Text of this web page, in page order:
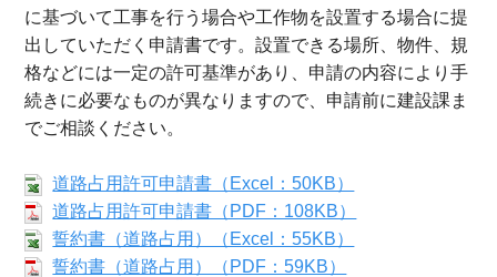
に基づいて工事を行う場合や工作物を設置する場合に提
出していただく申請書です。設置できる場所、物件、規
格などには一定の許可基準があり、申請の内容により手
続きに必要なものが異なりますので、申請前に建設課ま
でご相談ください。
道路占用許可申請書（Excel：50KB）
道路占用許可申請書（PDF：108KB）
誓約書（道路占用）（Excel：55KB）
誓約書（道路占用）（PDF：59KB）